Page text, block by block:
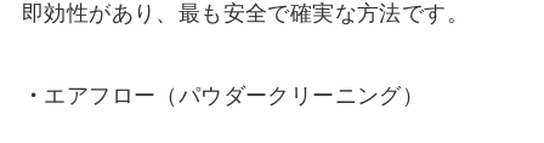
即効性があり、最も安全で確実な方法です。
・ エアフロー（パウダークリーニング）